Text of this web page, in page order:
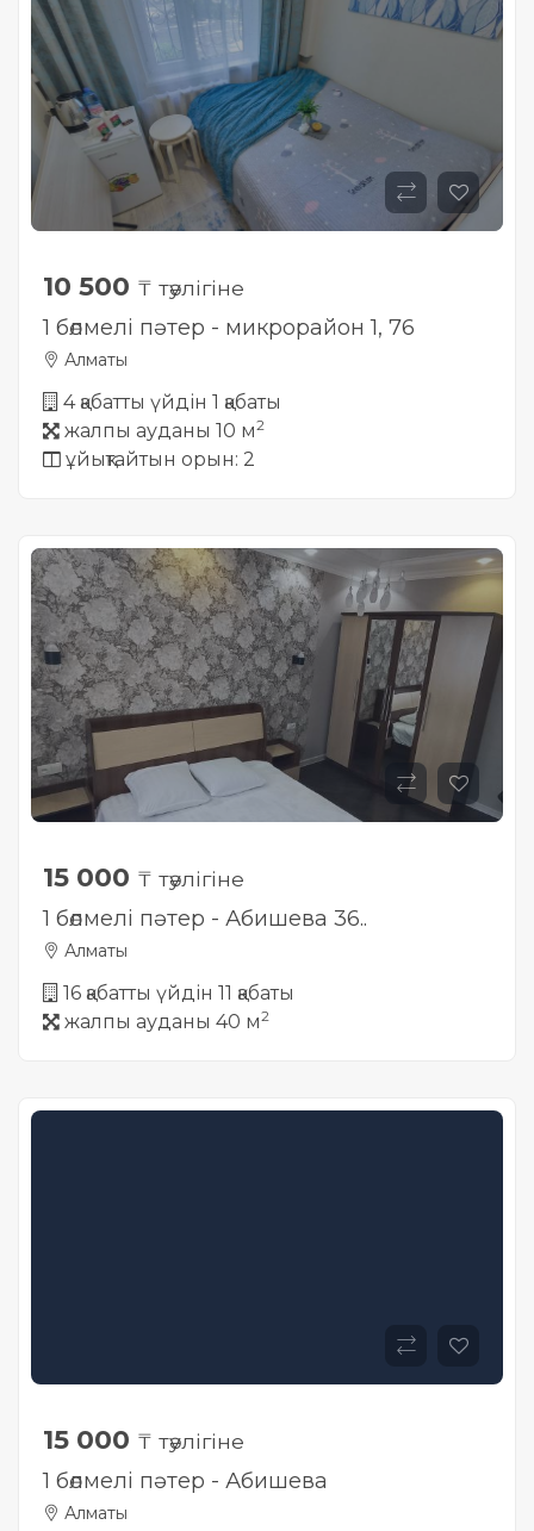
10 500 ₸ тәулігіне
1 бөлмелі пәтер - микрорайон 1, 76
Алматы
4 қабатты үйдін 1 қабаты
жалпы ауданы 10 м2
ұйықтайтын орын: 2
15 000 ₸ тәулігіне
1 бөлмелі пәтер - Абишева 36..
Алматы
16 қабатты үйдін 11 қабаты
жалпы ауданы 40 м2
15 000 ₸ тәулігіне
1 бөлмелі пәтер - Абишева
Алматы